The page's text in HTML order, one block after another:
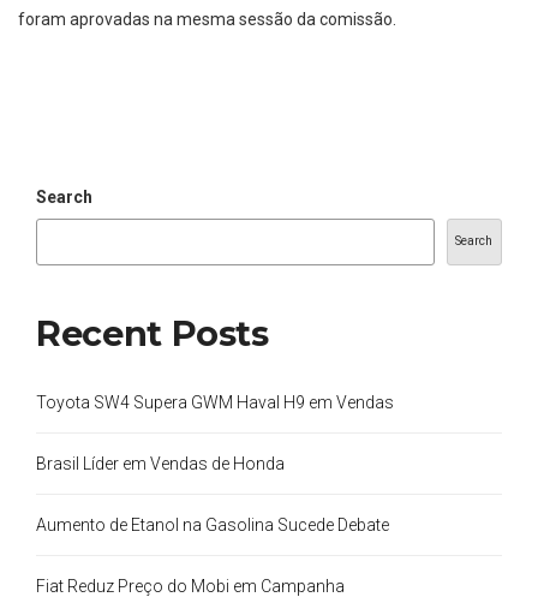
foram aprovadas na mesma sessão da comissão.
Search
Search
Recent Posts
Toyota SW4 Supera GWM Haval H9 em Vendas
Brasil Líder em Vendas de Honda
Aumento de Etanol na Gasolina Sucede Debate
Fiat Reduz Preço do Mobi em Campanha